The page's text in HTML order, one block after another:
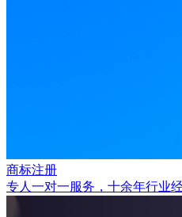
商标注册
专人一对一服务，十余年行业